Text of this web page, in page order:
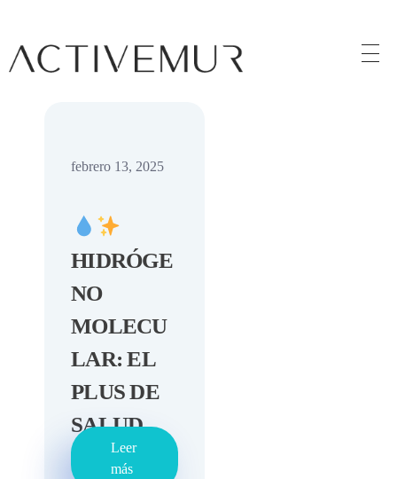
febrero 13, 2025
HIDRÓGE
NO
MOLECU
LAR: EL
PLUS DE
SALUD
QUELeer
más